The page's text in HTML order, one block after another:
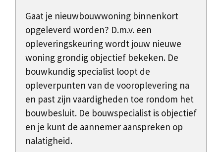
Gaat je nieuwbouwwoning binnenkort
opgeleverd worden? D.m.v. een
opleveringskeuring wordt jouw nieuwe
woning grondig objectief bekeken. De
bouwkundig specialist loopt de
opleverpunten van de vooroplevering na
en past zijn vaardigheden toe rondom het
bouwbesluit. De bouwspecialist is objectief
en je kunt de aannemer aanspreken op
nalatigheid.